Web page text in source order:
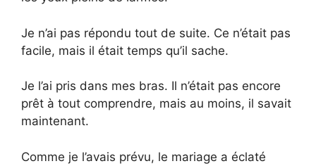
Je n’ai pas répondu tout de suite. Ce n’était pas
facile, mais il était temps qu’il sache.
Je l’ai pris dans mes bras. Il n’était pas encore
prêt à tout comprendre, mais au moins, il savait
maintenant.
Comme je l’avais prévu, le mariage a éclaté